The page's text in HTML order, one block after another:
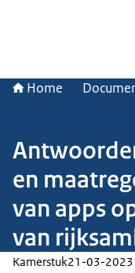
Home
en
van apps
van
Kamerstuk21-03-2023